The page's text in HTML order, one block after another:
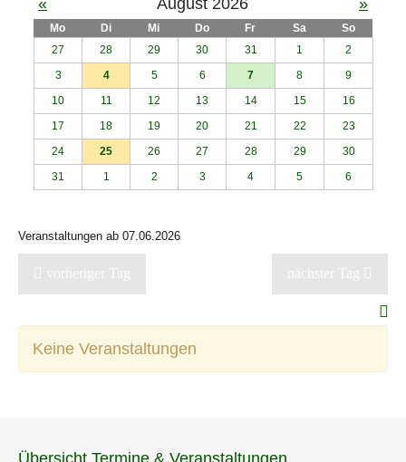
« August 2026 »
Mo Di Mi Do Fr Sa
So
27
28 29 30 31 1
2
3
4 5 6 7 8
9
10
11 12 13 14 15
16
17
18 19 20 21 22
23
24
25 26 27 28 29
30
31
1 2 3 4 5 6
Veranstaltungen ab 07.06.2026
vorheriger Tag nächster Tag
Keine Veranstaltungen
Übersicht Termine & Veranstaltungen